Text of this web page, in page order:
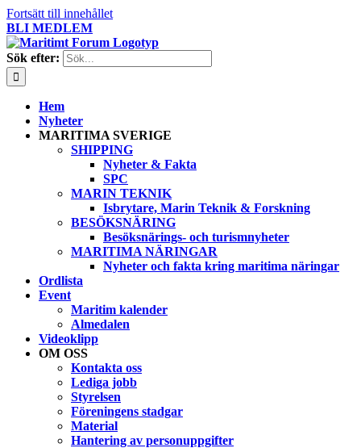
Fortsätt till innehållet
BLI MEDLEM
Sök efter:
Hem
Nyheter
MARITIMA SVERIGE
SHIPPING
Nyheter & Fakta
SPC
MARIN TEKNIK
Isbrytare, Marin Teknik & Forskning
BESÖKSNÄRING
Besöksnärings- och turismnyheter
MARITIMA NÄRINGAR
Nyheter och fakta kring maritima näringar
Ordlista
Event
Maritim kalender
Almedalen
Videoklipp
OM OSS
Kontakta oss
Lediga jobb
Styrelsen
Föreningens stadgar
Material
Hantering av personuppgifter